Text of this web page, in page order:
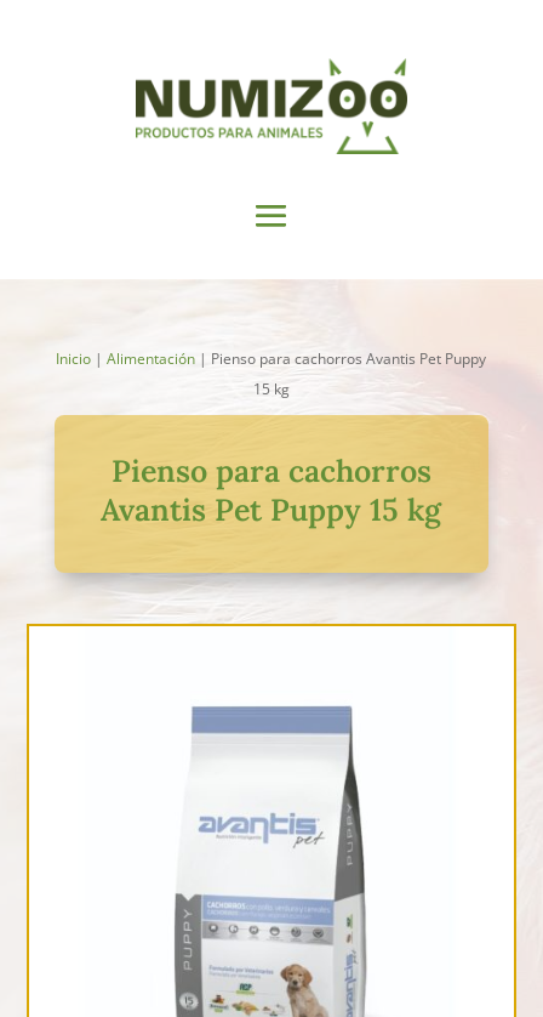
Inicio |Alimentación | Pienso para cachorros Avantis Pet Puppy
15 kg
Pienso para cachorros
Avantis Pet Puppy 15 kg